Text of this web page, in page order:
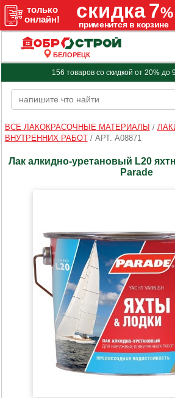
БЕЛОРЕЦК
156 товаров со скидкой от 20% до
ВСЕ ЛАКОКРАСОЧНЫЕ МАТЕРИАЛЫ /
ВНУТРЕННИХ РАБОТ/ АРТ. A08871
Лак алкидно-уретановый L20
Parade